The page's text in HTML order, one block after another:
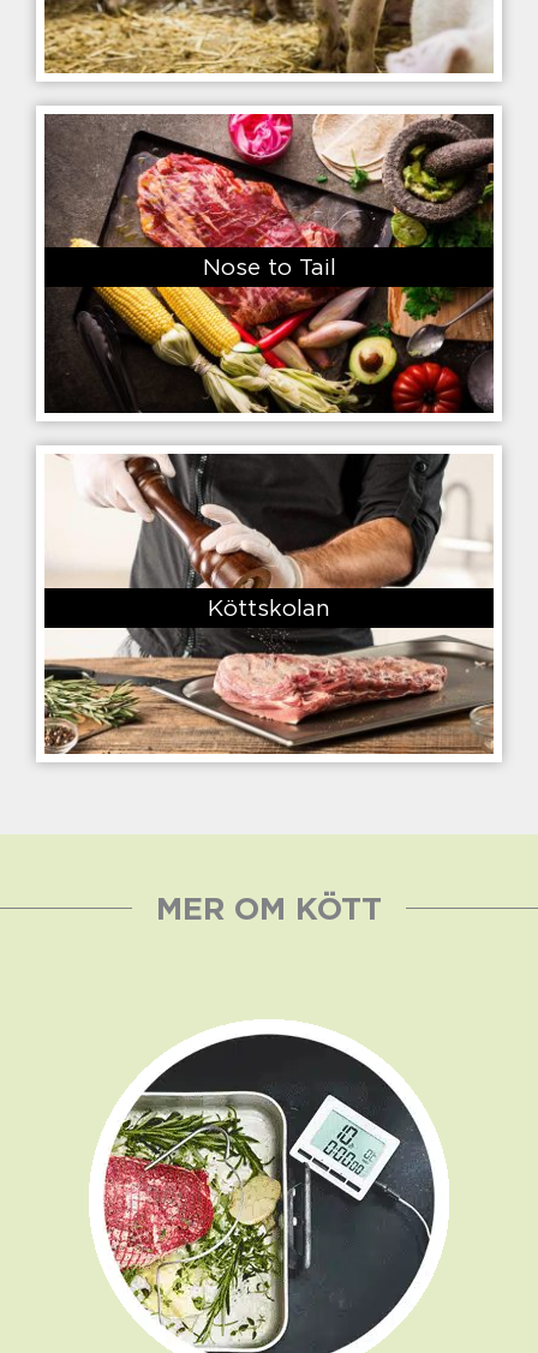
Nose to Tail
Köttskolan
MER OM KÖTT